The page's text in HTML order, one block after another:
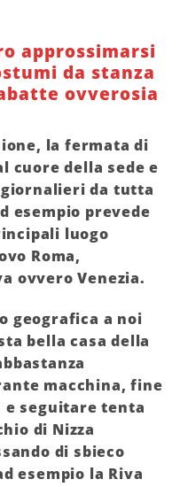
approssimarsi
da stanza
ovverosia
la fermata di
cuore della sede e
da tutta
esempio prevede
luogo
Roma,
ovvero Venezia.
geografica a noi
bella casa della
macchina, fine
e seguitare tenta
di Nizza
di sbieco
esempio la Riva